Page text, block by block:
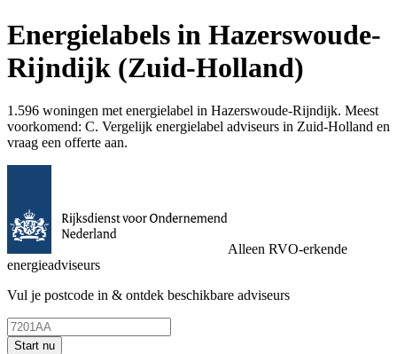
Energielabels in Hazerswoude-
Rijndijk (Zuid-Holland)
1.596 woningen met energielabel in Hazerswoude-Rijndijk. Meest
voorkomend: C. Vergelijk energielabel adviseurs in Zuid-Holland en
vraag een offerte aan.
Alleen RVO-erkende
energieadviseurs
Vul je postcode in & ontdek beschikbare adviseurs
Start nu